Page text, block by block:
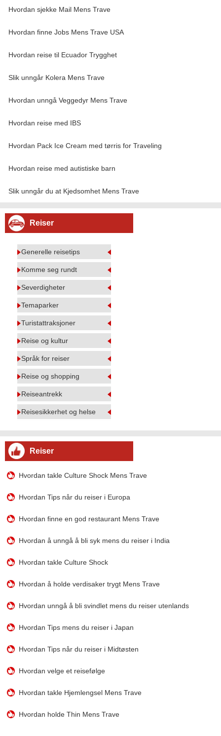
Hvordan sjekke Mail Mens Trave
Hvordan finne Jobs Mens Trave USA
Hvordan reise til Ecuador Trygghet
Slik unngår Kolera Mens Trave
Hvordan unngå Veggedyr Mens Trave
Hvordan reise med IBS
Hvordan Pack Ice Cream med tørris for Traveling
Hvordan reise med autistiske barn
Slik unngår du at Kjedsomhet Mens Trave
Reiser
Generelle reisetips
Komme seg rundt
Severdigheter
Temaparker
Turistattraksjoner
Reise og kultur
Språk for reiser
Reise og shopping
Reiseantrekk
Reisesikkerhet og helse
Reiser
Hvordan takle Culture Shock Mens Trave
Hvordan Tips når du reiser i Europa
Hvordan finne en god restaurant Mens Trave
Hvordan å unngå å bli syk mens du reiser i India
Hvordan takle Culture Shock
Hvordan å holde verdisaker trygt Mens Trave
Hvordan unngå å bli svindlet mens du reiser utenlands
Hvordan Tips mens du reiser i Japan
Hvordan Tips når du reiser i Midtøsten
Hvordan velge et reisefølge
Hvordan takle Hjemlengsel Mens Trave
Hvordan holde Thin Mens Trave